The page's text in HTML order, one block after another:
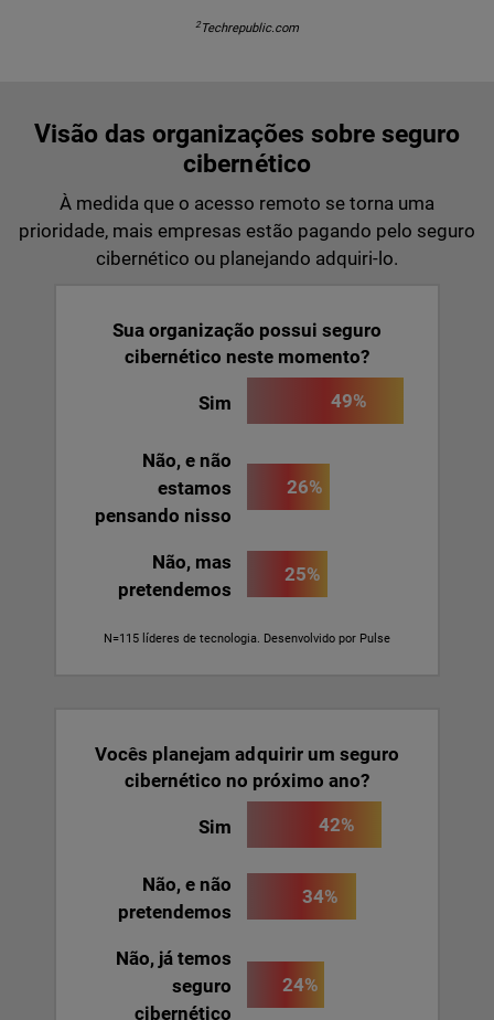
2Techrepublic.com
Visão das organizações sobre seguro
cibernético
À medida que o acesso remoto se torna uma
prioridade, mais empresas estão pagando pelo seguro
cibernético ou planejando adquiri-lo.
Sua organização possui seguro
cibernético neste momento?
Sim 49%
Não, e não
estamos
pensando nisso
26%
Não, mas
pretendemos
25%
N=115 líderes de tecnologia. Desenvolvido por Pulse
Vocês planejam adquirir um seguro
cibernético no próximo ano?
Sim 42%
Não, e não
pretendemos
34%
Não, já temos
seguro
cibernético
24%